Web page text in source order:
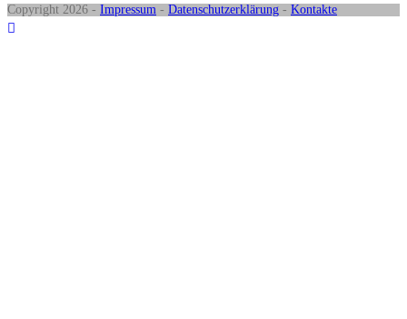
Copyright 2026 - Impressum - Datenschutzerklärung - Kontakte